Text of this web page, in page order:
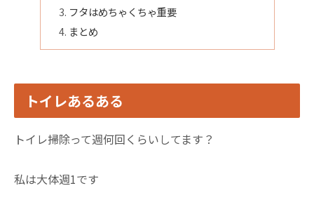
フタはめちゃくちゃ重要
まとめ
トイレあるある
トイレ掃除って週何回くらいしてます？
私は大体週1です